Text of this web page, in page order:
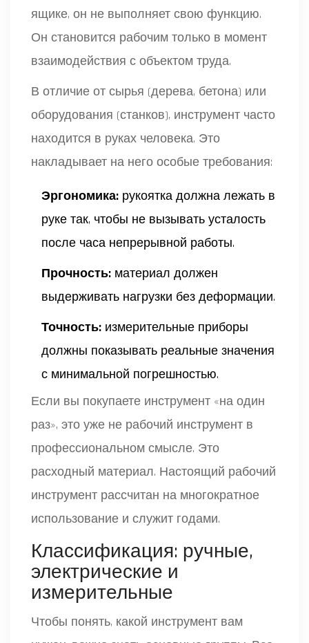
ящике, он не выполняет свою функцию.
Он становится рабочим только в момент
взаимодействия с объектом труда.
В отличие от сырья (дерева, бетона) или
оборудования (станков), инструмент часто
находится в руках человека. Это
накладывает на него особые требования:
Эргономика: рукоятка должна лежать в
руке так, чтобы не вызывать усталость
после часа непрерывной работы.
Прочность: материал должен
выдерживать нагрузки без деформации.
Точность: измерительные приборы
должны показывать реальные значения
с минимальной погрешностью.
Если вы покупаете инструмент «на один
раз», это уже не рабочий инструмент в
профессиональном смысле. Это
расходный материал. Настоящий рабочий
инструмент рассчитан на многократное
использование и служит годами.
Классификация: ручные,
электрические и
измерительные
Чтобы понять, какой инструмент вам